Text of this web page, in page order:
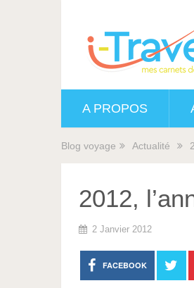
A PROPOS
Blog voyage Actualité
2012,
2 Janvier 2012
FACEBOOK